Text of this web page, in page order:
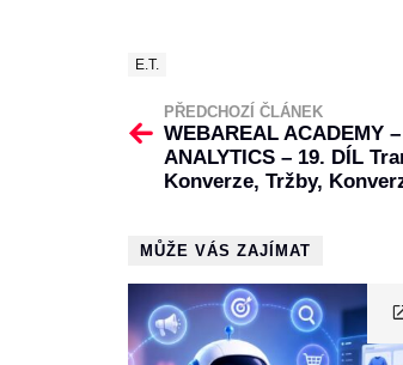
E.T.
PŘEDCHOZÍ ČLÁNEK
WEBAREAL ACADEMY
ANALYTICS – 19. DÍL
Konverze, Tržby,
MŮŽE VÁS ZAJÍMAT